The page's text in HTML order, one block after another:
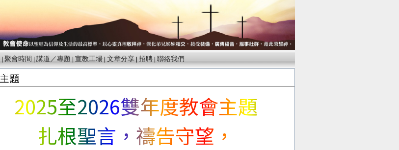
聚會時間 講道／專題 宣教工場| 文章分享| 招聘| 聯絡我們
2025至2026雙年度教會主題
扎根聖言，禱告守望，